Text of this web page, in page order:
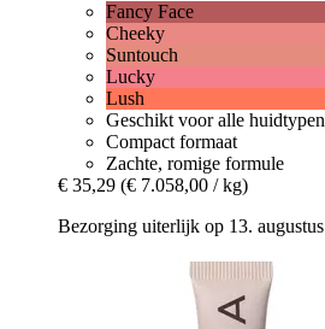
Fancy Face
Cheeky
Suntouch
Lucky
Lush
Geschikt voor alle huidtypen
Compact formaat
Zachte, romige formule
€ 35,29 (€ 7.058,00 / kg)
Bezorging uiterlijk op 13. augustus